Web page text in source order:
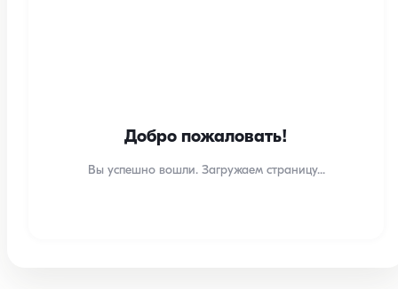
Добро пожаловать!
Вы успешно вошли. Загружаем страницу...